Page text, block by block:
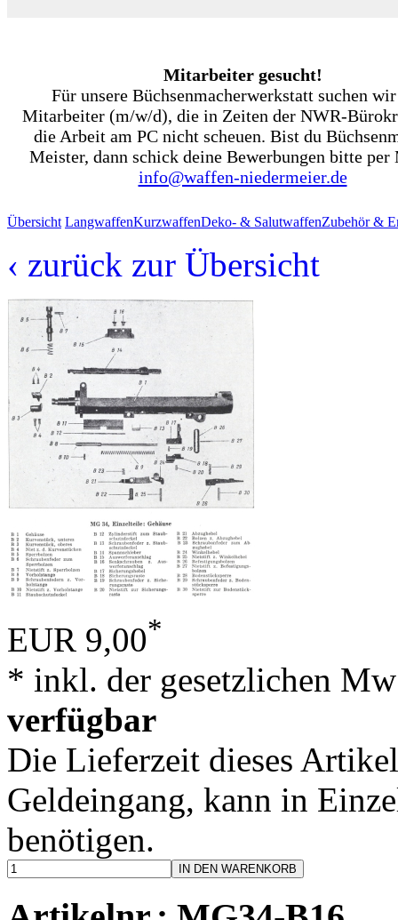
Mitarbeiter gesucht!
Für unsere Büchsenmacherwerkstatt suchen wir
Mitarbeiter (m/w/d), die in Zeiten der NWR-
die Arbeit am PC nicht scheuen. Bist du
Meister, dann schick deine Bewerbungen bitte
info@waffen-niedermeier.de
Übersicht LangwaffenKurzwaffenDeko- & SalutwaffenZubehör &
‹ zurück zur Übersicht
EUR 9,00*
* inkl. der gesetzlichen
verfügbar
Die Lieferzeit dieses
Geldeingang, kann in
benötigen.
IN DEN WARENKORB